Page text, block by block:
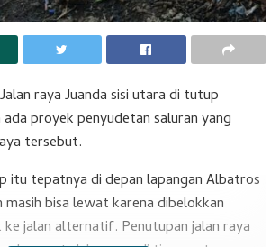
raya Juanda sisi utara di tutup
proyek penyudetan saluran yang
tersebut.
itu tepatnya di depan lapangan Albatros
masih bisa lewat karena dibelokkan
ke jalan alternatif. Penutupan jalan raya